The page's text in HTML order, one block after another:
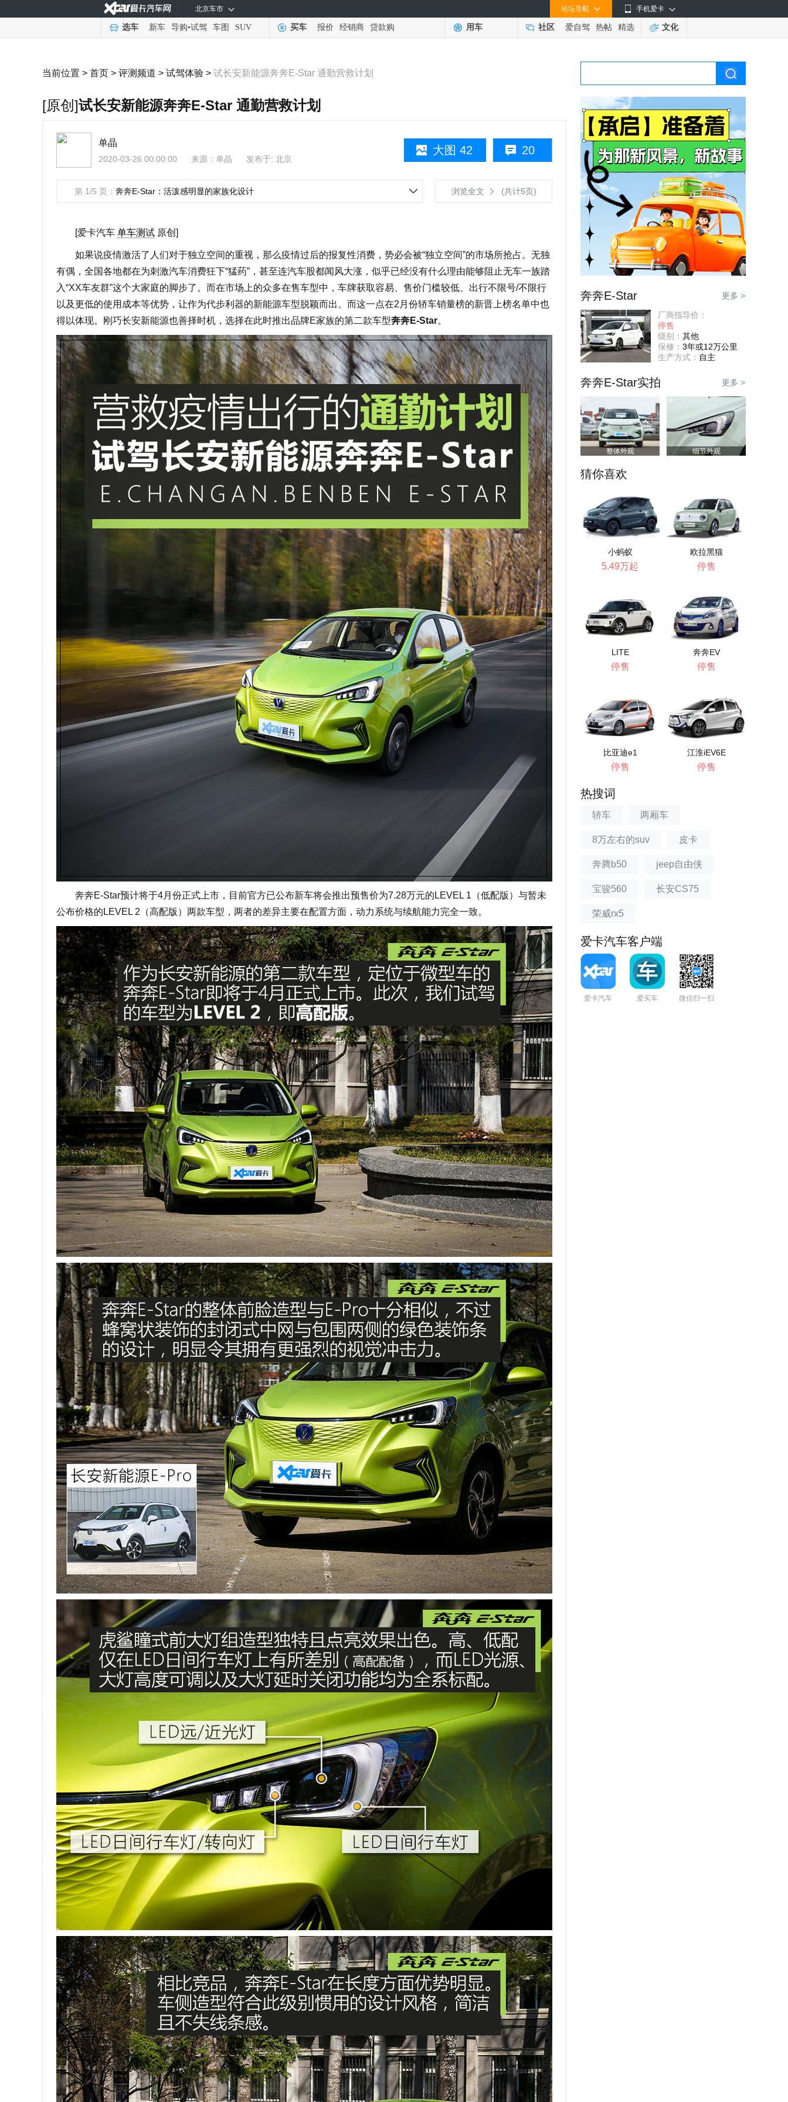
手机爱卡
论坛导航
北京车市
选车 新车 导购•试驾 车图 SUV 买车 报价 经销商 贷款购 用车 社区 爱自驾 热帖 精选 文化
当前位置 > 首页 > 评测频道 > 试驾体验 > 试长安新能源奔奔E-Star 通勤营救计划
[原创]试长安新能源奔奔E-Star 通勤营救计划
20
大图 42
单晶
2020-03-26 00:00:00 来源： 单晶 发布于: 北京
第 1/5 页： 奔奔E-Star：活泼感明显的家族化设计 浏览全文 (共计5页)
[爱卡汽车 单车测试 原创]
如果说疫情激活了人们对于独立空间的重视，那么疫情过后的报复性消费，势必会被“独立空间”的市场所抢占。无独
有偶，全国各地都在为刺激汽车消费狂下“猛药”，甚至连汽车股都闻风大涨，似乎已经没有什么理由能够阻止无车一族踏
入“XX车友群”这个大家庭的脚步了。而在市场上的众多在售车型中，车牌获取容易、售价门槛较低、出行不限号/不限行
以及更低的使用成本等优势，让作为代步利器的新能源车型脱颖而出。而这一点在2月份轿车销量榜的新晋上榜名单中也
得以体现。刚巧长安新能源也善择时机，选择在此时推出品牌E家族的第二款车型奔奔E-Star。
奔奔E-Star预计将于4月份正式上市，目前官方已公布新车将会推出预售价为7.28万元的LEVEL 1（低配版）与暂未
公布价格的LEVEL 2（高配版）两款车型，两者的差异主要在配置方面，动力系统与续航能力完全一致。
奔奔E-Star 更多 >
厂商指导价：
停售
级别： 其他
保修： 3年或12万公里
生产方式： 自主
奔奔E-Star实拍 更多 >
整体外观 细节外观
猜你喜欢
小蚂蚁
5.49万起
欧拉黑猫
停售
LITE
停售
奔奔EV
停售
比亚迪e1
停售
江淮iEV6E
停售
热搜词
轿车 两厢车
8万左右的suv 皮卡
奔腾b50 jeep自由侠
宝骏560 长安CS75
荣威rx5
爱卡汽车客户端
爱卡汽车 爱买车 微信扫一扫